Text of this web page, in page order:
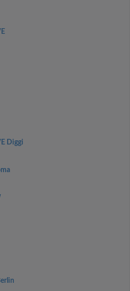
Diggi